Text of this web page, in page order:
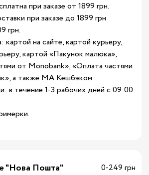
при заказе от 1899 грн.
при заказе до 1899 грн
грн.
картой на сайте, картой курьеру,
картой «Пакунок малюка»,
от Monobank», «Оплата частями
а также МА Кешбэком.
в течение 1-3 рабочих дней с 09:00
"Нова Пошта"
0-249 грн